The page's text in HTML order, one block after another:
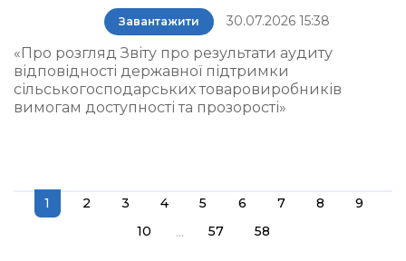
Завантажити 30.07.2026 15:38
«Про розгляд Звіту про результати аудиту
відповідності державної підтримки
сільськогосподарських товаровиробників
вимогам доступності та прозорості»
1 2 3 4 5 6 7 8
9
10
... 57 58